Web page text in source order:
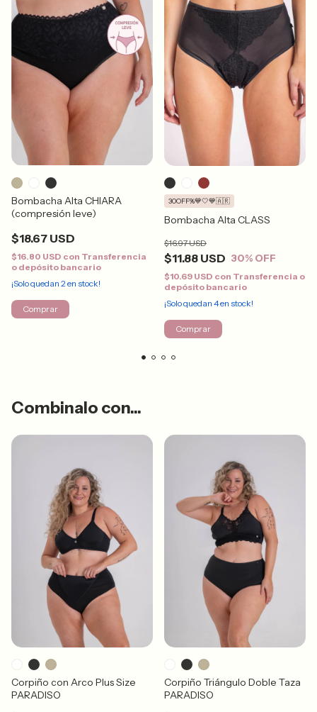
Bombacha Alta CHIARA
(compresión leve)
$18.67 USD
$16.80 USD con Transferencia
o depósito bancario
¡Solo quedan 2 en stock!
Comprar
Bombacha Alta CLASS
$11.88 USD
$16.97 USD
30% OFF
30OFF%💙🤍💙🇦🇷
$10.69 USD con Transferencia o
depósito bancario
¡Solo quedan 4en stock!
Comprar
Combinalo con...
Corpiño con Arco Plus Size
PARADISO
Corpiño Triángulo Doble Taza
PARADISO